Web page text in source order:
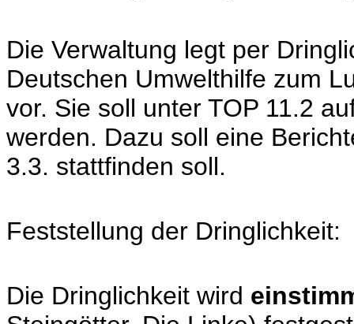
Die Verwaltung legt per
Deutschen Umwelthilfe zum
vor. Sie soll unter TOP 11.2
werden. Dazu soll eine
3.3. stattfinden soll.
Feststellung der Dringlichkeit:
Die Dringlichkeit wird